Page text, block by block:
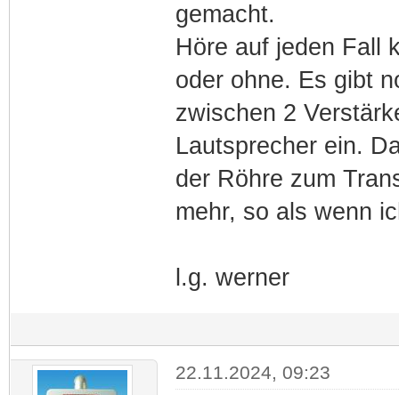
gemacht.
Höre auf jeden Fall
oder ohne. Es gibt
zwischen 2
Lautsprecher ein.
der Röhre zum
mehr, so als wenn
l.g. werner
22.11.2024, 09:23